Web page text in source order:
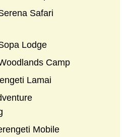
Safari
Lodge
Camp
Lamai
Mobile